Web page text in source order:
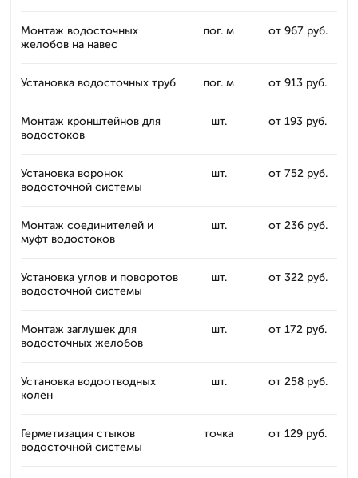
Монтаж водосточных
желобов на навес
пог. м от 967 руб.
Установка водосточных труб пог. м от 913 руб.
Монтаж кронштейнов для
водостоков
шт. от 193 руб.
Установка воронок
водосточной системы
шт. от 752 руб.
Монтаж соединителей и
муфт водостоков
шт. от 236 руб.
Установка углов и поворотов
водосточной системы
шт. от 322 руб.
Монтаж заглушек для
водосточных желобов
шт. от 172 руб.
Установка водоотводных
колен
шт. от 258 руб.
Герметизация стыков
водосточной системы
точка от 129 руб.